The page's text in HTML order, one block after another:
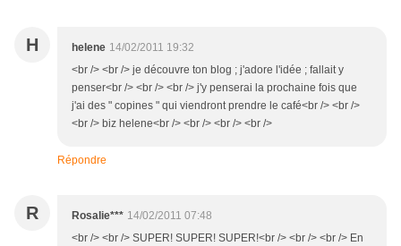
H helene 14/02/2011 19:32
<br /> <br /> je découvre ton blog ; j'adore l'idée ; fallait y
penser<br /> <br /> <br /> j'y penserai la prochaine fois que
j'ai des " copines " qui viendront prendre le café<br /> <br />
<br /> biz helene<br /> <br /> <br /> <br />
Répondre
R Rosalie*** 14/02/2011 07:48
<br /> <br /> SUPER! SUPER! SUPER!<br /> <br /> <br /> En